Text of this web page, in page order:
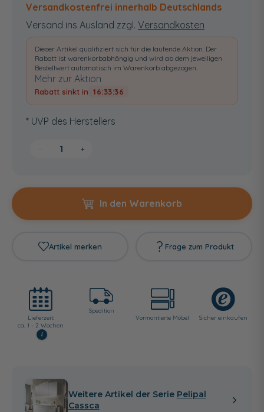
Versandkostenfrei innerhalb Deutschlands
Versand ins Ausland zzgl. Versandkosten
Dieser Artikel qualifiziert sich für die laufende Aktion. Der
Rabatt ist warenkorbabhängig und wird ab dem jeweiligen
Bestellwert automatisch im Warenkorb abgezogen.
Mehr zur Aktion
Rabatt sinkt in 16:33:36
* UVP des Herstellers
+
In den Warenkorb
Artikel merken Frage zum Produkt
Lieferzeit:
ca. 1 - 2 Wochen
i
Spedition
Vormontierte Möbel
Sicher einkaufen
Weitere Artikel der Serie Pelipal
Cassca